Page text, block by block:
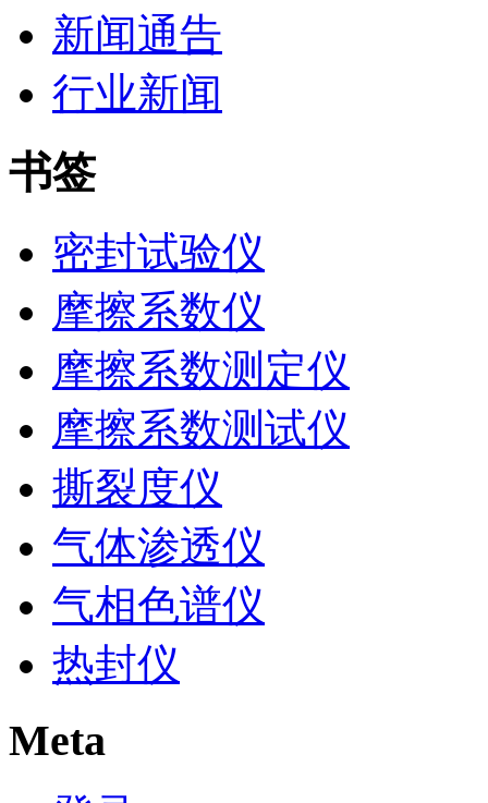
新闻通告
行业新闻
书签
密封试验仪
摩擦系数仪
摩擦系数测定仪
摩擦系数测试仪
撕裂度仪
气体渗透仪
气相色谱仪
热封仪
Meta